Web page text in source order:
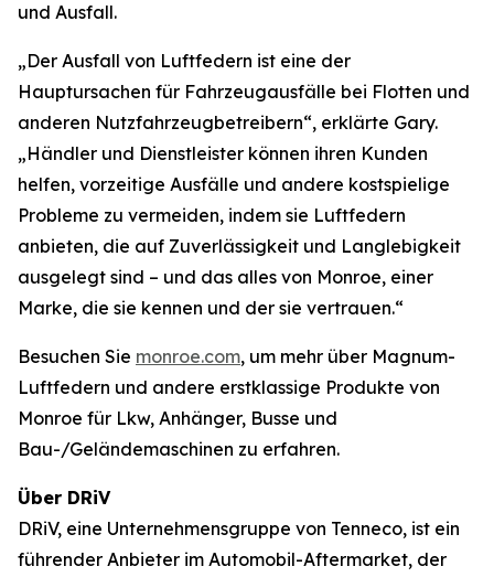
und Ausfall.
„Der Ausfall von Luftfedern ist eine der
Hauptursachen für Fahrzeugausfälle bei Flotten und
anderen Nutzfahrzeugbetreibern“, erklärte Gary.
„Händler und Dienstleister können ihren Kunden
helfen, vorzeitige Ausfälle und andere kostspielige
Probleme zu vermeiden, indem sie Luftfedern
anbieten, die auf Zuverlässigkeit und Langlebigkeit
ausgelegt sind – und das alles von Monroe, einer
Marke, die sie kennen und der sie vertrauen.“
Besuchen Sie monroe.com, um mehr über Magnum-
Luftfedern und andere erstklassige Produkte von
Monroe für Lkw, Anhänger, Busse und
Bau-/Geländemaschinen zu erfahren.
Über DRiV
DRiV, eine Unternehmensgruppe von Tenneco, ist ein
führender Anbieter im Automobil-Aftermarket, der